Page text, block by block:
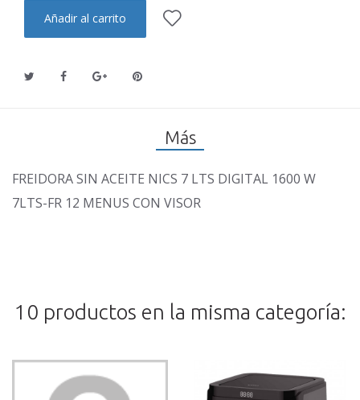
Añadir al carrito
Más
FREIDORA SIN ACEITE NICS 7 LTS DIGITAL 1600 W
7LTS-FR 12 MENUS CON VISOR
10 productos en la misma categoría: